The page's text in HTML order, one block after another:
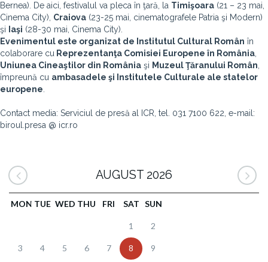
Bernea). De aici, festivalul va pleca în ţară, la Timişoara (21 – 23 mai,
Cinema City), Craiova (23-25 mai, cinematografele Patria şi Modern)
şi
Iaşi (28-30 mai, Cinema City).
Evenimentul este organizat de Institutul Cultural Român în
colaborare cu Reprezentanţa Comisiei Europene în România
Uniunea Cineaştilor din România şi Muzeul Ţăranului Român
împreună cu ambasadele şi Institutele Culturale ale statelor
europene
Contact media: Serviciul de presă al ICR, tel. 031 7100 622, e-mail:
biroul.presa @ icr.ro
AUGUST 2026
MON TUE WED THU FRI SAT SUN
1 2
3 4 5 6 7 8 9